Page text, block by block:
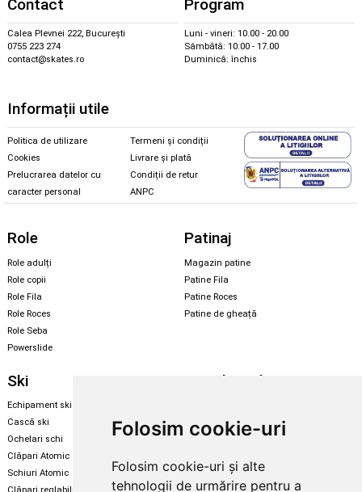
Folosim cookie-uri
Folosim cookie-uri și alte
tehnologii de urmărire pentru a
Contact
Calea Plevnei 222, București
0755 223 274
contact@skates.ro
Program
Luni - vineri: 10.00 - 20.00
Sâmbătă: 10.00 - 17.00
Duminică: închis
Informații utile
Politica de utilizare
Cookies
Prelucrarea datelor cu
caracter personal
Termeni și condiții
Livrare și plată
Condiții de retur
ANPC
Role
Role adulți
Role copii
Role Fila
Role Roces
Role Seba
Powerslide
Patinaj
Magazin patine
Patine Fila
Patine Roces
Patine de gheață
Ski
Echipament ski
Cască ski
Ochelari schi
Clăpari Atomic
Schiuri Atomic
Snowboard
Echipament snowboard
Legături Rome SDS
Skate & longboard